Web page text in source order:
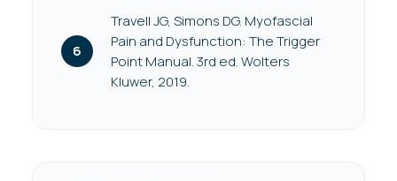
Travell JG, Simons DG. Myofascial
Pain and Dysfunction: The Trigger
Point Manual. 3rd ed. Wolters
Kluwer, 2019.